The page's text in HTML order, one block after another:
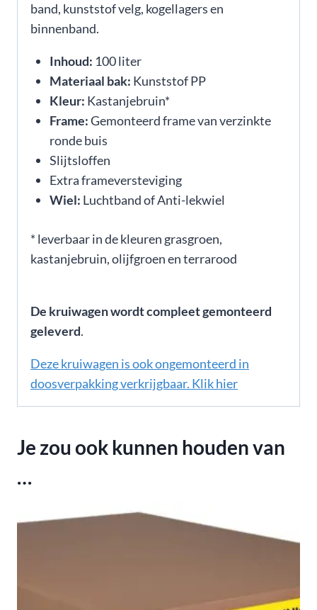
band, kunststof velg, kogellagers en
binnenband.
Inhoud: 100 liter
Materiaal bak: Kunststof PP
Kleur: Kastanjebruin*
Frame:Gemonteerd frame van verzinkte
ronde buis
Slijtsloffen
Extra frameversteviging
Wiel: Luchtband of Anti-lekwiel
* leverbaar in de kleuren grasgroen,
kastanjebruin, olijfgroen en terrarood
De kruiwagen wordt compleet gemonteerd
geleverd.
Deze kruiwagen is ook ongemonteerd in
doosverpakking verkrijgbaar. Klik hier
Je zou ook kunnen houden van
…